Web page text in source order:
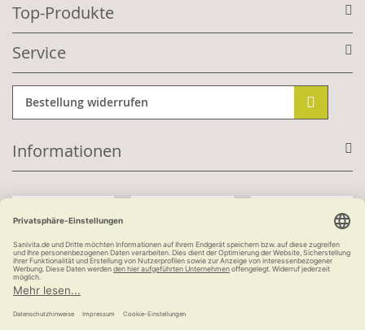
Top-Produkte
Service
Bestellung widerrufen
Informationen
Kauf auf Rechnung